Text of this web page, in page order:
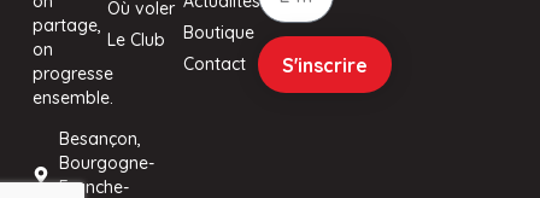
partage,
on
progresse
ensemble.
Besançon,
Bourgogne-
Franche-
Où voler
Le Club
Boutique
Contact
S'inscrire